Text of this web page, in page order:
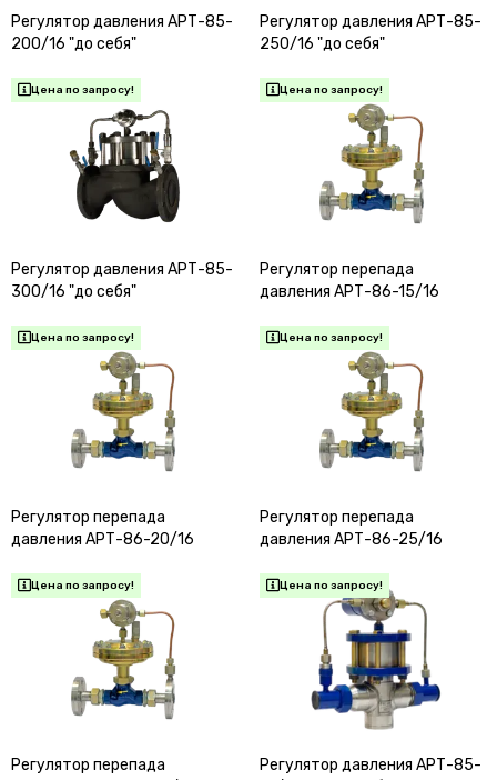
Регулятор давления АРТ-85-
200/16 "до себя"
Регулятор давления АРТ-85-
250/16 "до себя"
Регулятор давления АРТ-85-
300/16 "до себя"
Регулятор перепада
давления АРТ-86-15/16
Регулятор перепада
давления АРТ-86-20/16
Регулятор перепада
давления АРТ-86-25/16
Регулятор перепада
Регулятор давления АРТ-85-